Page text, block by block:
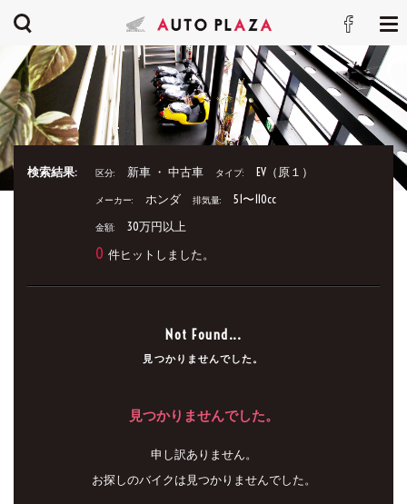
検索結果: 区分: 新車 ・ 中古車 タイプ: EV（原１）
メーカー: ホンダ 排気量: 51〜110cc
金額: 30万円以上
0 件ヒットしました。
Not Found...
見つかりませんでした。
見つかりませんでした。
申し訳ありません。
お探しのバイクは見つかりませんでした。